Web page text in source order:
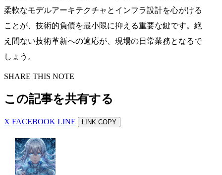
柔軟なモデルアーキテクチャとインフラ設計を心がける
ことが、技術的負債を最小限に抑える重要な鍵です。絶
え間ない技術革新への適応が、現場の日常業務となるで
しょう。
SHARE THIS NOTE
この記事を共有する
X FACEBOOK LINE LINK COPY